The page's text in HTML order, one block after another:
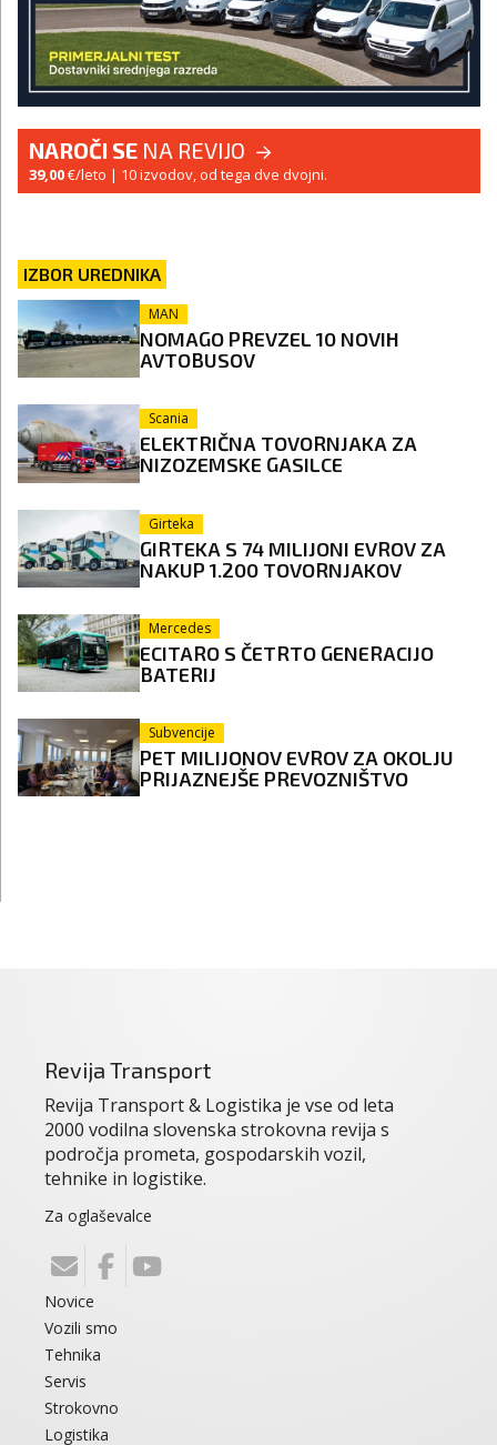
NAROČI SE NA REVIJO
39,00€/leto | 10 izvodov, od tega dve dvojni.
IZBOR UREDNIKA
MAN
NOMAGO PREVZEL 10 NOVIH
AVTOBUSOV
Scania
ELEKTRIČNA TOVORNJAKA ZA
NIZOZEMSKE GASILCE
Girteka
GIRTEKA S 74 MILIJONI EVROV ZA
NAKUP 1.200 TOVORNJAKOV
Mercedes
ECITARO S ČETRTO GENERACIJO
BATERIJ
Subvencije
PET MILIJONOV EVROV ZA OKOLJU
PRIJAZNEJŠE PREVOZNIŠTVO
Revija Transport
Revija Transport & Logistika je vse od leta
2000 vodilna slovenska strokovna revija s
področja prometa, gospodarskih vozil,
tehnike in logistike.
Za oglaševalce
Novice
Vozili smo
Tehnika
Servis
Strokovno
Logistika